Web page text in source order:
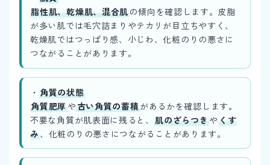
脂性肌、乾燥肌、混合肌の傾向を確認します。皮脂
が多い肌では毛穴詰まりやテカリが目立ちやすく、
乾燥肌ではつっぱり感、小じわ、化粧のりの悪さに
つながることがあります。
・ 角質の状態
角質肥厚や古い角質の蓄積があるかを確認します。
不要な角質が肌表面に残ると、 肌のざらつきやくす
み、化粧のりの悪さにつながることがあります。